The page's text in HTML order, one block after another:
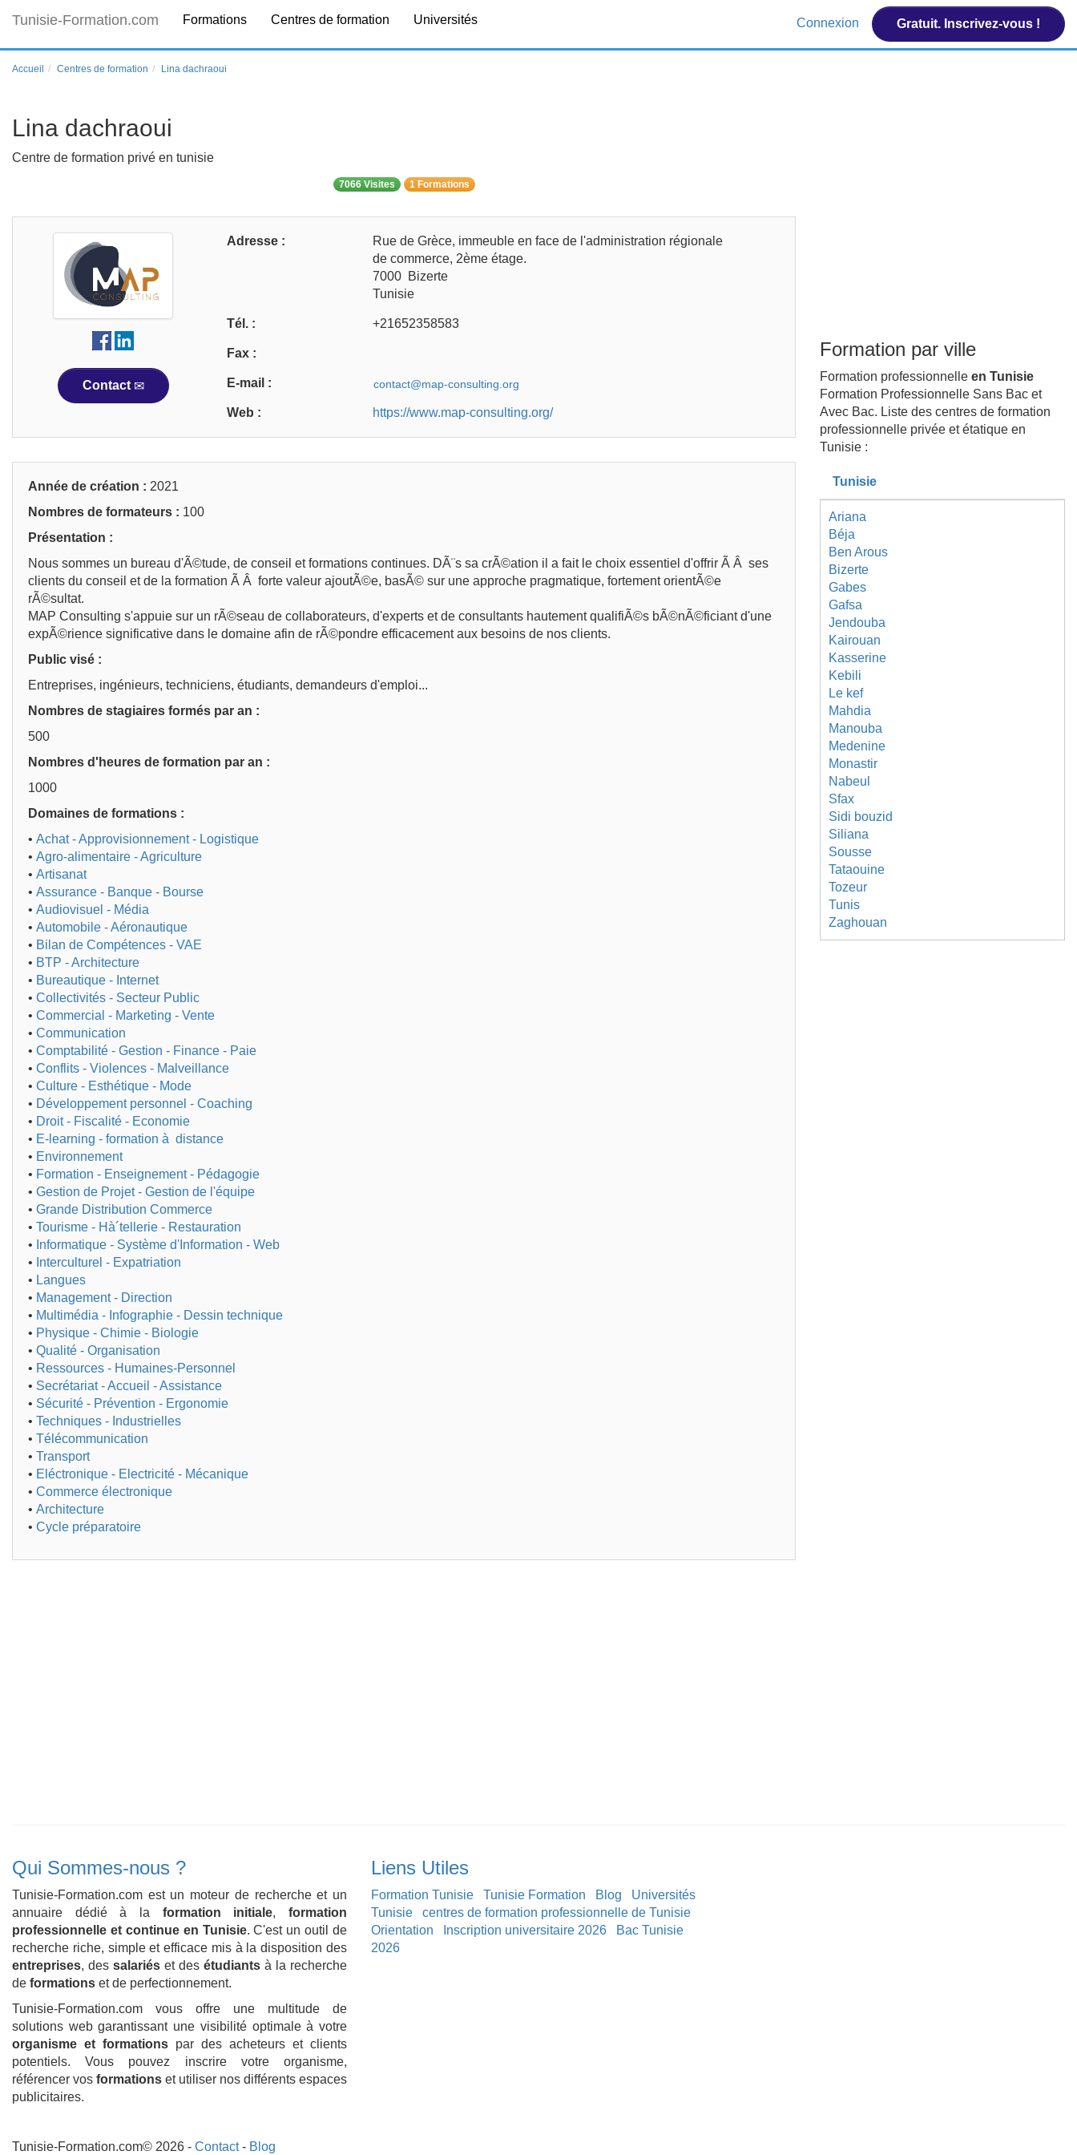
Tunisie-Formation.com Formations Centres de formation Universités Connexion Gratuit. Inscrivez-vous !
Accueil Centres de formation Lina dachraoui
Lina dachraoui
Centre de formation privé en tunisie
7066 Visites 1 Formations
Contact
Adresse :
Rue de Grèce, immeuble en face de l'administration régionale
de commerce, 2ème étage.
7000 Bizerte
Tunisie
Tél. : +21652358583
Fax :
E-mail :
Web : https://www.map-consulting.org/
Année de création : 2021
Nombres de formateurs : 100
Présentation :
Nous sommes un bureau d'Ã©tude, de conseil et formations continues. DÃ¨s sa crÃ©ation il a fait le choix essentiel d'offrir Ã Â ses
clients du conseil et de la formation Ã Â forte valeur ajoutÃ©e, basÃ© sur une approche pragmatique, fortement orientÃ©e
rÃ©sultat.
MAP Consulting s'appuie sur un rÃ©seau de collaborateurs, d'experts et de consultants hautement qualifiÃ©s bÃ©nÃ©ficiant d'une
expÃ©rience significative dans le domaine afin de rÃ©pondre efficacement aux besoins de nos clients.
Public visé :
Entreprises, ingénieurs, techniciens, étudiants, demandeurs d'emploi...
Nombres de stagiaires formés par an :
500
Nombres d'heures de formation par an :
1000
Domaines de formations :
• Achat - Approvisionnement - Logistique
• Agro-alimentaire - Agriculture
• Artisanat
• Assurance - Banque - Bourse
• Audiovisuel - Média
• Automobile - Aéronautique
• Bilan de Compétences - VAE
• BTP - Architecture
• Bureautique - Internet
• Collectivités - Secteur Public
• Commercial - Marketing - Vente
• Communication
• Comptabilité - Gestion - Finance - Paie
• Conflits - Violences - Malveillance
• Culture - Esthétique - Mode
• Développement personnel - Coaching
• Droit - Fiscalité - Economie
• E-learning - formation à distance
• Environnement
• Formation - Enseignement - Pédagogie
• Gestion de Projet - Gestion de l'équipe
• Grande Distribution Commerce
• Tourisme - Hà´tellerie - Restauration
• Informatique - Système d'Information - Web
• Interculturel - Expatriation
• Langues
• Management - Direction
• Multimédia - Infographie - Dessin technique
• Physique - Chimie - Biologie
• Qualité - Organisation
• Ressources - Humaines-Personnel
• Secrétariat - Accueil - Assistance
• Sécurité - Prévention - Ergonomie
• Techniques - Industrielles
• Télécommunication
• Transport
• Eléctronique - Electricité - Mécanique
• Commerce électronique
• Architecture
• Cycle préparatoire
Formation par ville
Formation professionnelle en Tunisie
Formation Professionnelle Sans Bac et
Avec Bac. Liste des centres de formation
professionnelle privée et étatique en
Tunisie :
Tunisie
Ariana
Béja
Ben Arous
Bizerte
Gabes
Gafsa
Jendouba
Kairouan
Kasserine
Kebili
Le kef
Mahdia
Manouba
Medenine
Monastir
Nabeul
Sfax
Sidi bouzid
Siliana
Sousse
Tataouine
Tozeur
Tunis
Zaghouan
Qui Sommes-nous ?
Tunisie-Formation.com est un moteur de recherche et un
annuaire dédié à la formation initiale,formation
professionnelle et continue en Tunisie. C'est un outil de
recherche riche, simple et efficace mis à la disposition des
entreprises, des salariés et des étudiants à la recherche
de formations et de perfectionnement.
Tunisie-Formation.com vous offre une multitude de
solutions web garantissant une visibilité optimale à votre
organisme et formations par des acheteurs et clients
potentiels. Vous pouvez inscrire votre organisme,
référencer vos formations et utiliser nos différents espaces
publicitaires.
Liens Utiles
Formation Tunisie Tunisie Formation Blog
Universités
Tunisie
centres de formation professionnelle de Tunisie
Orientation
Inscription universitaire 2026
Bac Tunisie
2026
Tunisie-Formation.com© 2026 - Contact- Blog